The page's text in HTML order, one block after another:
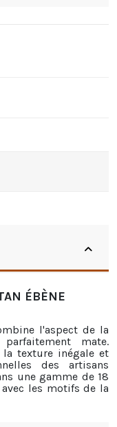
ÉBÈNE
l'aspect de la
mate.
texture inégale et
des artisans
une gamme de 18
les motifs de la